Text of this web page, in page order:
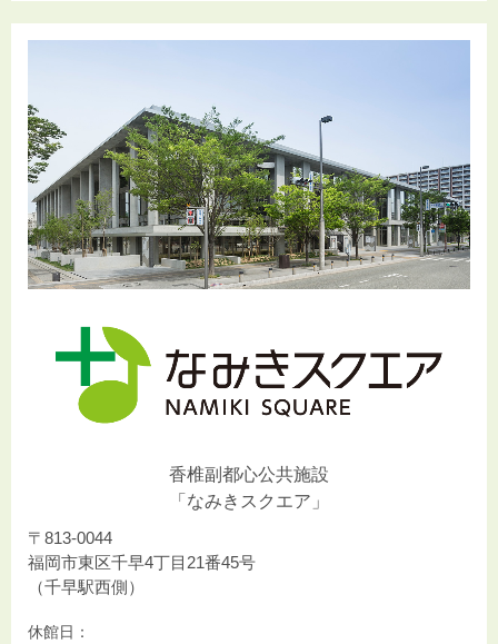
香椎副都心公共施設
「なみきスクエア」
〒813-0044
福岡市東区千早4丁目21番45号
（千早駅西側）
休館日：